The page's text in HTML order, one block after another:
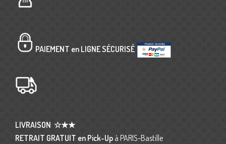
PAIEMENT en LIGNE SÉCURISÉ
LIVRAISON ☆★★
RETRAIT GRATUIT en Pick-Up à PARIS-Bastille